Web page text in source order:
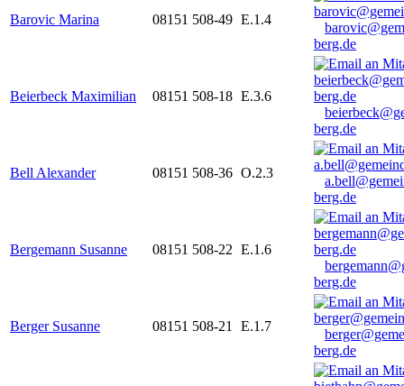
Barovic Marina 08151 508-49 E.1.4
berg.de
Beierbeck Maximilian 08151 508-18 E.3.6
berg.de
Bell Alexander 08151 508-36 O.2.3
berg.de
Bergemann Susanne 08151 508-22 E.1.6
berg.de
Berger Susanne 08151 508-21 E.1.7
berg.de